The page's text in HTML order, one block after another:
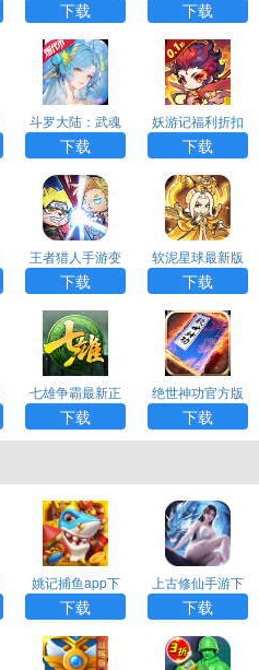
版
下载
新折扣版
下载
斗罗大陆：武魂
觉醒(打金版)
下载
妖游记福利折扣
版
下载
王者猎人手游变
态版
下载
软泥星球最新版
手游
下载
七雄争霸最新正
版
下载
绝世神功官方版
H5
下载
姚记捕鱼app下
载
下载
上古修仙手游下
载
下载